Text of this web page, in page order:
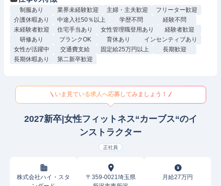
制服あり 業界未経験歓迎 主婦・主夫歓迎
フリーター歓迎
介護休暇あり
中途入社50％以上 学歴不問
経験不問
未経験者歓迎
住宅手当あり 女性管理職登用あり
経験者歓迎
研修あり
ブランクOK 育休あり
インセンティブあり
女性が活躍中
交通費支給 固定給25万円以上
長期歓迎
長期休暇あり
第二新卒歓迎
いま見ている求人へ応募してみましょう！
2027新卒|女性フィットネス“カーブス“のイ
ンストラクター
正社員
株式会社ハイ・スタ
〒359-0021埼玉県
月給27万円